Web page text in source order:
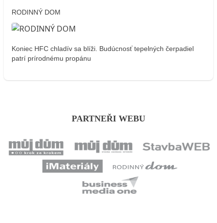
RODINNÝ DOM
Koniec HFC chladív sa blíži. Budúcnosť tepelných čerpadiel
patrí prírodnému propánu
PARTNEŘI WEBU